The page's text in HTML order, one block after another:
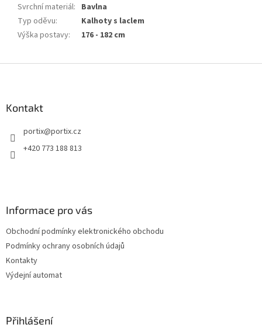
Svrchní materiál: Bavlna
Typ oděvu:
Kalhoty s laclem
Výška postavy: 176 - 182 cm
Kontakt
portix@portix.cz
+420 773 188 813
Informace pro vás
Obchodní podmínky elektronického obchodu
Podmínky ochrany osobních údajů
Kontakty
Výdejní automat
Přihlášení